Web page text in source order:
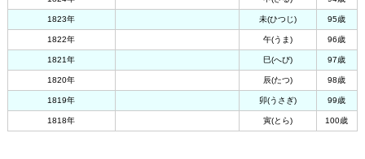
1823年 未(ひつじ) 95歳
1822年 午(うま) 96歳
1821年 巳(へび) 97歳
1820年 辰(たつ) 98歳
1819年 卯(うさぎ) 99歳
1818年 寅(とら) 100歳